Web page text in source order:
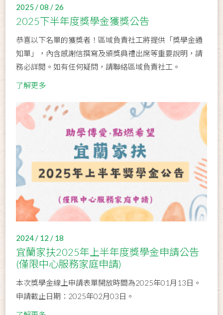
2025 / 08 / 26
2025下半年度獎學金獲獎公告
恭喜以下名單的獲獎者！區域負責社工將提供「獎學金通
知單」，內含感謝信撰寫及頒獎典禮出席等重要說明，請
務必詳閱。如有任何疑問，請聯絡區域負責社工。
了解更多
2024 / 12 / 18
宜蘭家扶2025年上半年度獎學金申請公告
(僅限中心服務家庭申請)
本次獎學金線上申請表單開放時間為2025年01月13日。
申請截止日期：2025年02月03日。